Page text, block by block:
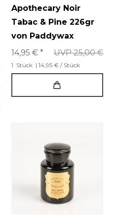
Apothecary Noir
Tabac & Pine 226gr
von Paddywax
UVP 25,00 €
14,95 € *
1 Stück | 14,95 € / Stück